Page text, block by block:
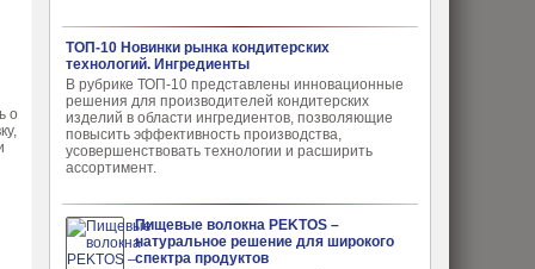
ТОП-10 Новинки рынка кондитерских
технологий. Ингредиенты
В рубрике ТОП-10 представлены инновационные
решения для производителей кондитерских
изделий в области ингредиентов, позволяющие
повысить эффективность производства,
усовершенствовать технологии и расширить
ассортимент.
Пищевые волокна PEKTOS –
натуральное решение для широкого
спектра продуктов
о